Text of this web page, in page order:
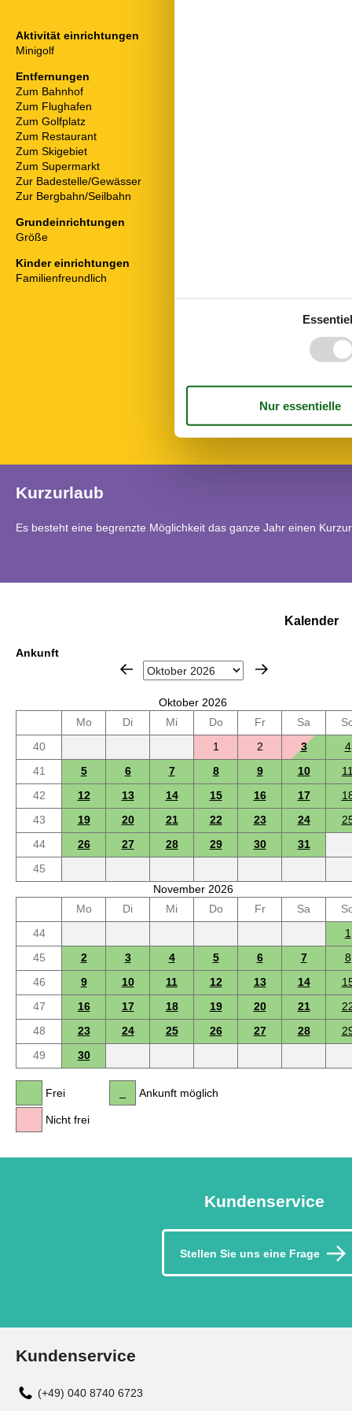
Aktivität einrichtungen
Minigolf
Entfernungen
Zum Bahnhof
Zum Flughafen
Zum Golfplatz
Zum Restaurant
Zum Skigebiet
Zum Supermarkt
Zur Badestelle/Gewässer
Zur Bergbahn/Seilbahn
Grundeinrichtungen
Größe
Kinder einrichtungen
Familienfreundlich
Spülmaschine
Tiere nicht
Toaster
TV - Flachbild
Zu fordern
Kurzurlaub
Es besteht eine begrenzte Möglichkeit das ganze Jahr einen
Kalender
Ankunft
Oktober 2026
Mo
Di Mi Do Fr Sa
40
1 2 3
4
41
5 6 7 8 9 10
42
12 13 14 15 16 17
43
19 20 21 22 23 24
44
26 27 28 29 30
31
45
November 2026
Mo
Di Mi Do Fr Sa
44
1
45
2 3 4 5 6 7
8
46
9 10 11 12 13 14
47
16 17 18 19 20 21
48
23 24 25 26 27 28
49
30
Frei
Nicht frei
Ankunft möglich
Kundenservice
Stellen Sie uns eine Frage
Kundenservice
(+49) 040 8740 6723